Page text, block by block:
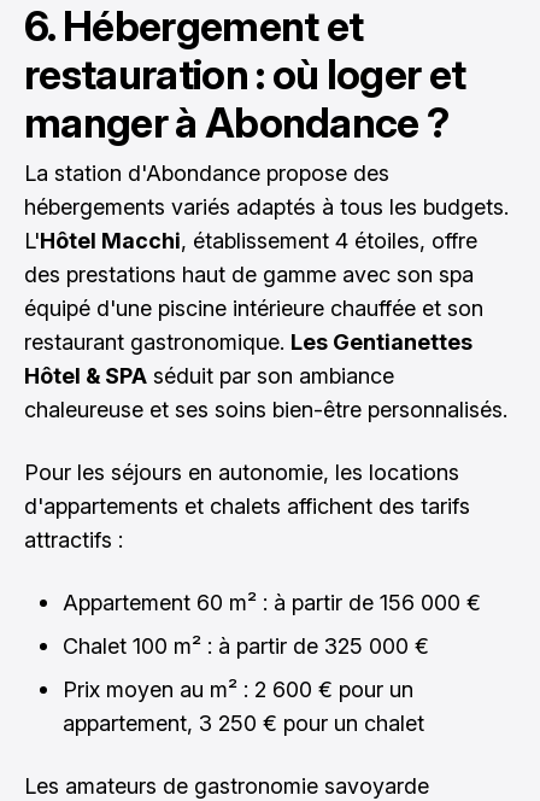
6. Hébergement et
restauration : où loger et
manger à Abondance ?
La station d'Abondance propose des
hébergements variés adaptés à tous les budgets.
L'Hôtel Macchi, établissement 4 étoiles, offre
des prestations haut de gamme avec son spa
équipé d'une piscine intérieure chauffée et son
restaurant gastronomique. Les Gentianettes
Hôtel & SPA séduit par son ambiance
chaleureuse et ses soins bien-être personnalisés.
Pour les séjours en autonomie, les locations
d'appartements et chalets affichent des tarifs
attractifs :
Appartement 60 m² : à partir de 156 000 €
Chalet 100 m² : à partir de 325 000 €
Prix moyen au m² : 2 600 € pour un
appartement, 3 250 € pour un chalet
Les amateurs de gastronomie savoyarde